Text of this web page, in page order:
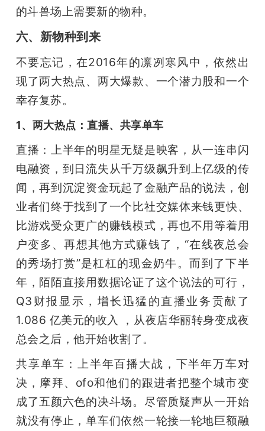
的斗兽场上需要新的物种。
六、新物种到来
不要忘记，在2016年的凛冽寒风中，依然出
现了两大热点、两大爆款、一个潜力股和一个
幸存复苏。
1、两大热点：直播、共享单车
直播：上半年的明星无疑是映客，从一连串闪
电融资，到日流失从千万级飙升到上亿级的传
闻，再到沉淀资金玩起了金融产品的说法，创
业者们终于找到了一个比社交媒体来钱更快、
比游戏受众更广的赚钱模式，再也不用等着用
户变多、再想其他方式赚钱了，“在线夜总会
的秀场打赏”是杠杠的现金奶牛。而到了下半
年，陌陌直接用数据论证了这个说法的可行，
Q3财报显示，增长迅猛的直播业务贡献了
1.086 亿美元的收入 ，从夜店华丽转身变成夜
总会之后，他开始收割了。
共享单车：上半年百播大战，下半年万车对
决，摩拜、ofo和他们的跟进者把整个城市变
成了五颜六色的决斗场。尽管质疑声从一开始
就没有停止，单车们依然一轮接一轮地巨额融